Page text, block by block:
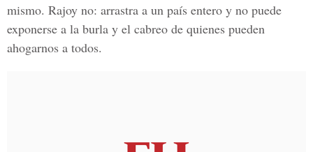
mismo. Rajoy no: arrastra a un país entero y no puede
exponerse a la burla y el cabreo de quienes pueden
ahogarnos a todos.